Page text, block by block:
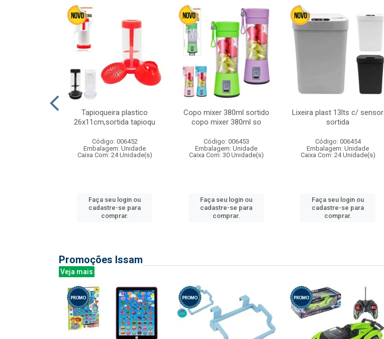
Tapioqueira plastico
26x11cm,sortida tapioqu
Código: 006452
Embalagem: Unidade
Caixa Com: 24 Unidade(s)
Faça seu login ou
cadastre-se para
comprar.
Copo mixer 380ml sortido
copo mixer 380ml so
Código: 006453
Embalagem: Unidade
Caixa Com: 30 Unidade(s)
Faça seu login ou
cadastre-se para
comprar.
Lixeira plast 13lts c/ sensor
sortida
Código: 006454
Embalagem: Unidade
Caixa Com: 24 Unidade(s)
Faça seu login ou
cadastre-se para
comprar.
Promoções Issam
Veja mais